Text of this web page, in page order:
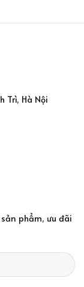
Trì, Hà Nội
phẩm, ưu đãi